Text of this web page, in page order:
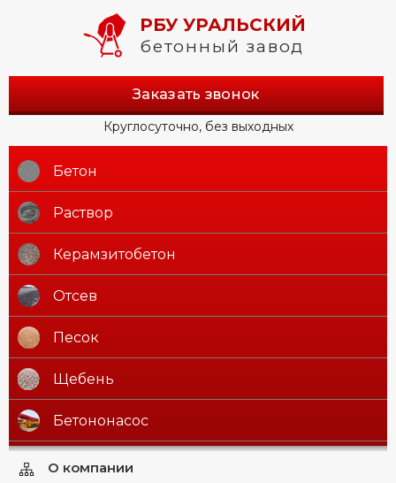
РБУ УРАЛЬСКИЙ
бетонный завод
Заказать звонок
Круглосуточно, без выходных
Бетон
Раствор
Керамзитобетон
Отсев
Песок
Щебень
Бетононасос
О компании